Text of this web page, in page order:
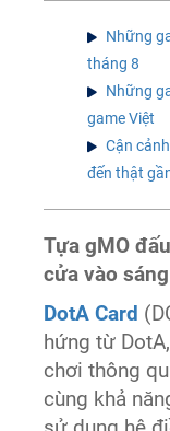
Những
tháng 8
Những
game Việt
Cận
đến thật
Tựa gMO
cửa vào
DotA Card
hứng từ
chơi thông
cùng khả